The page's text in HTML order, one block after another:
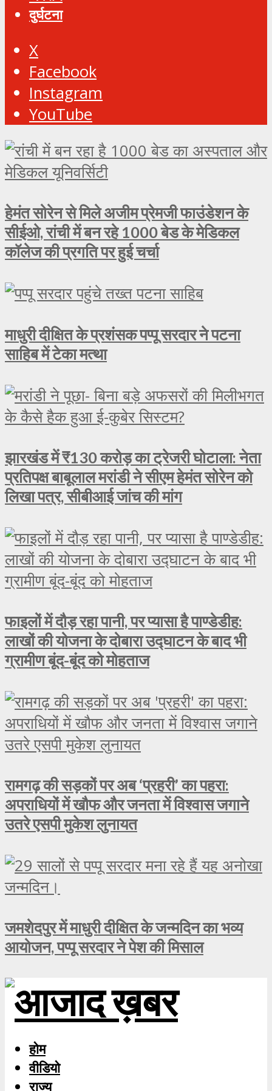
दुर्घटना
X
Facebook
Instagram
YouTube
हेमंत सोरेन से मिले अजीम प्रेमजी फाउंडेशन के
सीईओ, रांची में बन रहे 1000 बेड के मेडिकल
कॉलेज की प्रगति पर हुई चर्चा
माधुरी दीक्षित के प्रशंसक पप्पू सरदार ने पटना
साहिब में टेका मत्था
झारखंड में ₹130 करोड़ का ट्रेजरी घोटाला: नेता
प्रतिपक्ष बाबूलाल मरांडी ने सीएम हेमंत सोरेन को
लिखा पत्र, सीबीआई जांच की मांग
फाइलों में दौड़ रहा पानी, पर प्यासा है पाण्डेडीह:
लाखों की योजना के दोबारा उद्घाटन के बाद भी
ग्रामीण बूंद-बूंद को मोहताज
रामगढ़ की सड़कों पर अब ‘प्रहरी’ का पहरा:
अपराधियों में खौफ और जनता में विश्वास जगाने
उतरे एसपी मुकेश लुनायत
जमशेदपुर में माधुरी दीक्षित के जन्मदिन का भव्य
आयोजन, पप्पू सरदार ने पेश की मिसाल
होम
वीडियो
राज्य